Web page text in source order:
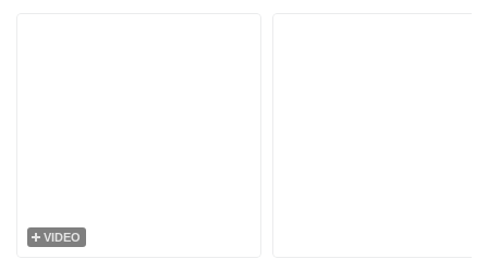
VIDEO